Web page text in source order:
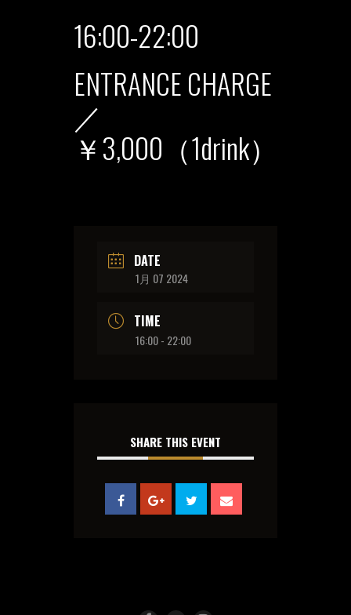
16:00-22:00
ENTRANCE CHARGE
／
￥3,000（1drink）
DATE
1月 07 2024
TIME
16:00 - 22:00
SHARE THIS EVENT